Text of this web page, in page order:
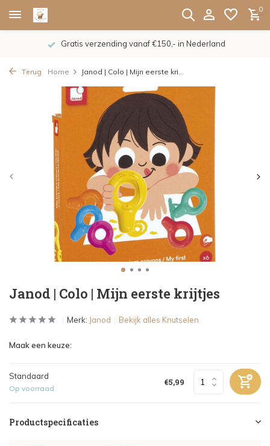
0
Gratis verzending vanaf €150,- in Nederland
Terug Home Janod | Colo | Mijn eerste kri...
Janod | Colo | Mijn eerste krijtjes
Merk: Janod Bekijk alles Knutselen
Maak een keuze:
Standaard
Op voorraad
€5,99
Productspecificaties